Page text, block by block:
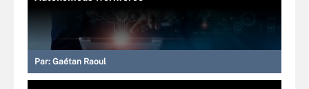
Par: Gaétan Raoul